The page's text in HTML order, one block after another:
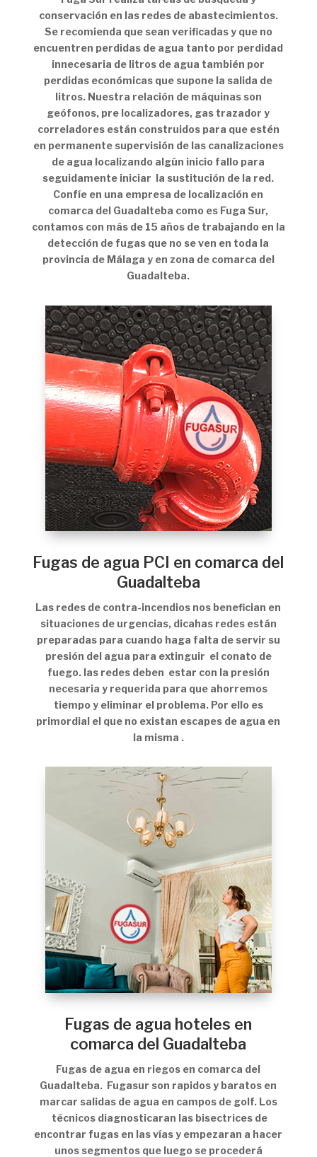
conservación en las redes de abastecimientos.
Se recomienda que sean verificadas y que no
encuentren perdidas de agua tanto por perdidad
innecesaria de litros de agua también por
perdidas económicas que supone la salida de
litros. Nuestra relación de máquinas son
geófonos, pre localizadores, gas trazador y
correladores están construidos para que estén
en permanente supervisión de las canalizaciones
de agua localizando algún inicio fallo para
seguidamente iniciar la sustitución de la red.
Confíe en una empresa de localización en
comarca del Guadalteba como es Fuga Sur,
contamos con más de 15 años de trabajando en la
detección de fugas que no se ven en toda la
provincia de Málaga y en zona de comarca del
Guadalteba.
Fugas de agua PCI en comarca del
Guadalteba
Las redes de contra-incendios nos benefician en
situaciones de urgencias, dicahas redes están
preparadas para cuando haga falta de servir su
presión del agua para extinguir el conato de
fuego. las redes deben estar con la presión
necesaria y requerida para que ahorremos
tiempo y eliminar el problema. Por ello es
primordial el que no existan escapes de agua en
la misma .
Fugas de agua hoteles en
comarca del Guadalteba
Fugas de agua en riegos en comarca del
Guadalteba. Fugasur son rapidos y baratos en
marcar salidas de agua en campos de golf. Los
técnicos diagnosticaran las bisectrices de
encontrar fugas en las vías y empezaran a hacer
unos segmentos que luego se procederá